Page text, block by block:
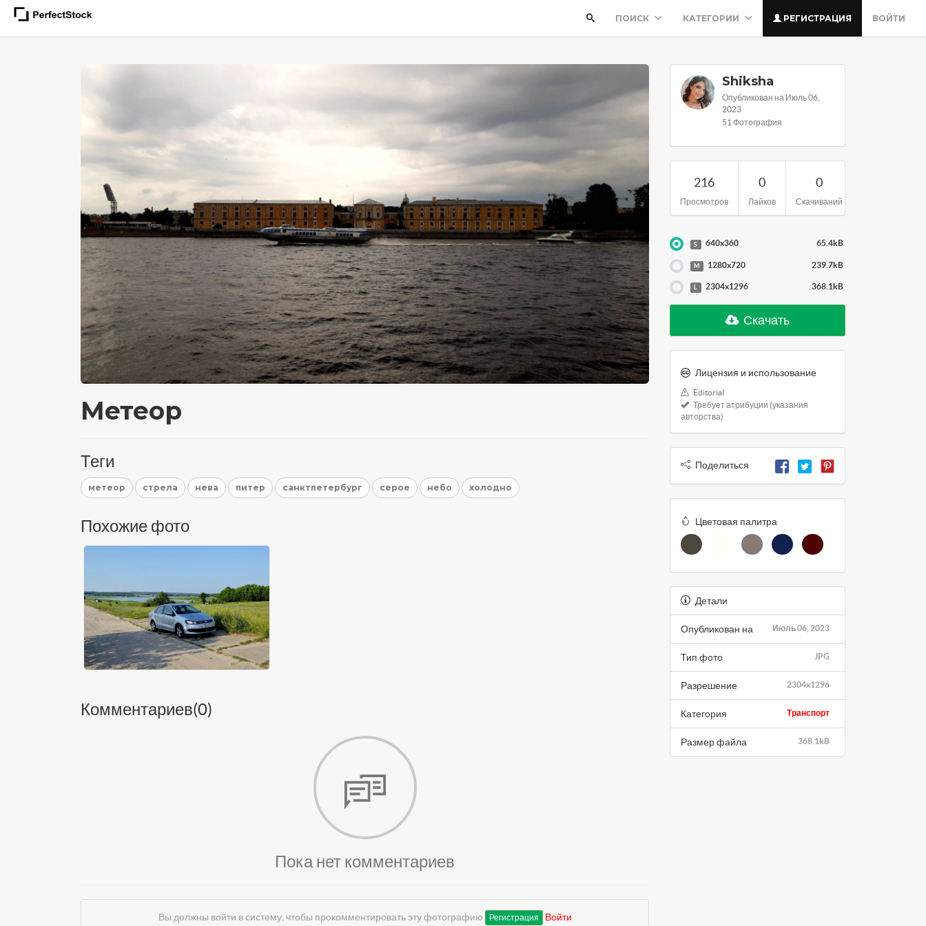
ПОИСК КАТЕГОРИИ РЕГИСТРАЦИЯ ВОЙТИ
Метеор
Теги
метеор стрела нева питер санктпетербург серое небо холодно
Похожие фото
Комментариев(0)
Пока нет комментариев
Вы должны войти в систему, чтобы прокомментировать эту фотографию Регистрация Войти
Shiksha
Опубликован на Июль 06,
2023
51 Фотография
216
Просмотров
0
Лайков
0
Скачиваний
S 640x360 65.4kB
M 1280x720 239.7kB
L 2304x1296 368.1kB
Скачать
Лицензия и использование
Editorial
Требует атрибуции (указания
авторства)
Поделиться
Цветовая палитра
Детали
Июль 06, 2023
Опубликован на
JPG
Тип фото
2304x1296
Разрешение
Транспорт
Категория
368.1kB
Размер файла